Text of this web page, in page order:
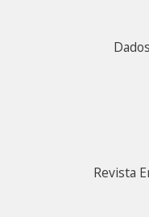
Revista